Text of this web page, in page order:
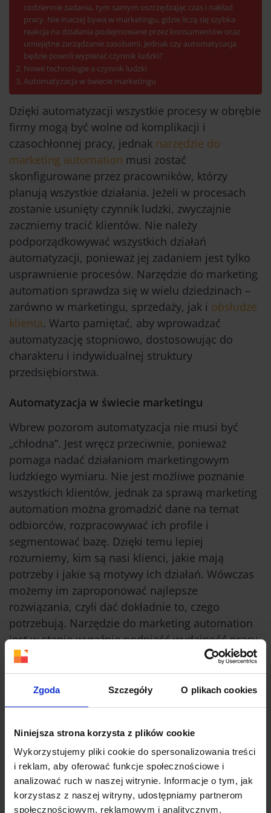
Zgoda Szczegóły O plikach cookies
Niniejsza strona korzysta z plików cookie
Wykorzystujemy pliki cookie do spersonalizowania treści
i reklam, aby oferować funkcje społecznościowe i
analizować ruch w naszej witrynie. Informacje o tym, jak
korzystasz z naszej witryny, udostępniamy partnerom
społecznościowym, reklamowym i analitycznym.
codziennie zadania, tym samym oszczędzając czas i nakład
pracy. Nie inaczej bywa w marketingu, gdzie liczą się szybka
reakcja na działania podejmowane przez konsumentów oraz
umiejętne zarządzanie zasobami. Jednak czy automatyzacja
będzie powoli wypierać czynnik ludzki?
Nowe technologie a czynnik ludzki
Automatyzacja w świecie marketingu
Dzięki automatyzacji wszystkie procesy w obrębie
firmy mogą być wolne od komplikacji i
czasochłonnej pracy, jednak narzędzie do
marketing automation musi zostać
skonfigurowane przez pracowników, którzy
planują wszystkie działania. Jeżeli w procesach
zostanie usunięty czynnik ludzki, zwyczajnie
zaczniemy tracić klientów. Nie należy
podporządkowywać wszystkich działań
automatyzacji, ponieważ jej zadaniem jest tylko
usprawnienie procesów. Narzędzie do marketing
automation sprawdza się w wielu dziedzinach –
zarówno w marketingu, sprzedaży, jak i obsłudze
klienta. Warto pamiętać, aby wprowadzać
automatyzację stopniowo, dostosowując do
charakteru i indywidualnej struktury
przedsiębiorstwa.
Automatyzacja w świecie marketingu
Wbrew pozorom automatyzacja nie musi być
„chłodna”. Jest wręcz przeciwnie, ponieważ
pomaga nadać działaniom marketingowym
ludzkiego wymiaru. Nie jest możliwe poznanie
wszystkich klientów, jednak za sprawą marketing
automation można gromadzić dane na temat
odbiorców, rozpracowywać ich profile i
segmentować bazę. Dzięki temu lepiej
rozumiemy, kim są nasi klienci, jakie mają
potrzeby i jakie są motywy ich działań. Wówczas
możemy im zaproponować najlepsze
rozwiązania, czyli dać dokładnie to, czego
potrzebują. Narzędzie do marketing automation
jest w stanie wyraźnie podnieść wydajność pracy,
zmniejszyć koszty operacyjne czy podnieść jakość
obsługi klienta, co przekłada się na większe zyski.
Automatyzacja
przyspiesza i ułatwia pracę oraz
realizację wielu zadań, dzięki czemu pracownicy
na personalnym kontakcie z klientami.
Nowe technologie nie zastąpią miejsc pracy, jest
wręcz przeciwnie – możliwości ludzkie będą
jeszcze bardziej cenione. Narzędzie do marketing